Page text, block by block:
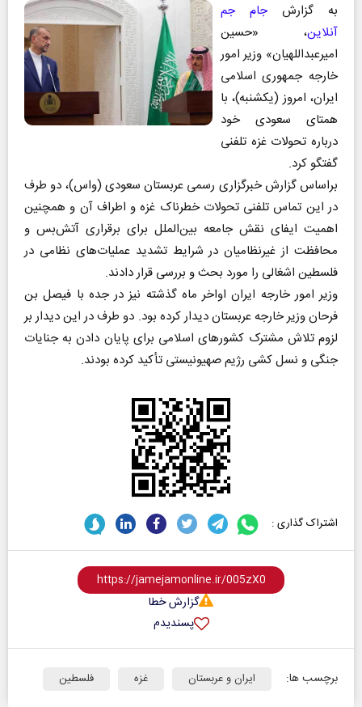
به گزارشجام جم
آنلاین، «حسین
امیرعبداللهیان» وزیر امور
خارجه جمهوری اسلامی
ایران، امروز (یکشنبه)، با
همتای سعودی خود
درباره تحولات غزه تلفنی
گفتگو کرد.
براساس گزارش خبرگزاری رسمی عربستان سعودی (واس)، دو طرف
در این تماس تلفنی تحولات خطرناک غزه و اطراف آن و همچنین
اهمیت ایفای نقش جامعه بین‌الملل برای برقراری آتش‌بس و
محافظت از غیرنظامیان در شرایط تشدید عملیات‌های نظامی در
فلسطین اشغالی را مورد بحث و بررسی قرار دادند.
وزیر امور خارجه ایران اواخر ماه گذشته نیز در جده با فیصل بن
فرحان وزیر خارجه عربستان دیدار کرده بود. دو طرف در این دیدار بر
لزوم تلاش مشترک کشور‌های اسلامی برای پایان دادن به جنایات
جنگی و نسل کشی رژیم صهیونیستی تأکید کرده بودند.
اشتراک گذاری :
گزارش خطا
پسندیدم
برچسب ها: ایران و عربستان غزه فلسطین